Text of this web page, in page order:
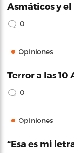
Asmáticos y
0
Opiniones
Terror a las 10
0
Opiniones
“Esa es mi